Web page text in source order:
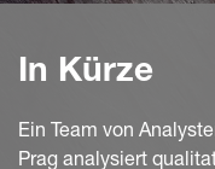
In Kürze
Ein Team von
Prag analysiert